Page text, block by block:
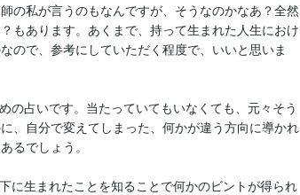
の私が言うのもなんですが、そうなのかなあ？全然
もあります。あくまで、持って生まれた人生におけ
ので、参考にしていただく程度で、いいと思いま
の占いです。当たっていてもいなくても、元々そう
、自分で変えてしまった、何かが違う方向に導かれ
るでしょう。
に生まれたことを知ることで何かのビントが得られ